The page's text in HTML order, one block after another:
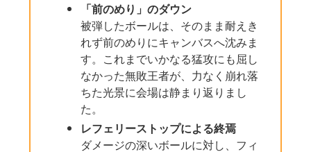
「前のめり」のダウン
被弾したボールは、そのまま耐えき
れず前のめりにキャンバスへ沈みま
す。これまでいかなる猛攻にも屈し
なかった無敗王者が、力なく崩れ落
ちた光景に会場は静まり返りまし
た。
レフェリーストップによる終焉
ダメージの深いボールに対し、フィ